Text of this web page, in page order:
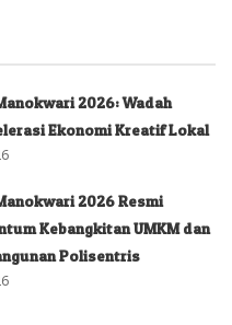
2026: Wadah
Ekonomi Kreatif Lokal
2026 Resmi
Kebangkitan UMKM dan
Polisentris